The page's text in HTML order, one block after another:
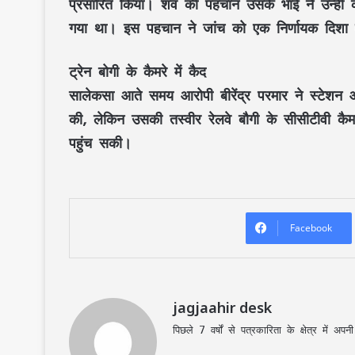
गया था। इस पहचान ने जांच को एक निर्णायक दिशा
ट्रेन बोगी के कैमरे में कैद
सालेकसा आते समय आरोपी बीरेंद्र परमार ने स्टेशन
की, लेकिन उसकी तस्वीर रेलवे बौगी के
पहुंच सकी।
Facebook
jagjaahir desk
पिछले 7 वर्षों से पत्रकारिता के क्षेत्र में